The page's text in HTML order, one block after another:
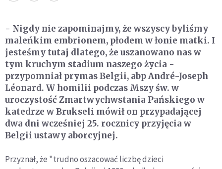
- Nigdy nie zapominajmy, że wszyscy byliśmy
maleńkim embrionem, płodem w łonie matki. I
jesteśmy tutaj dlatego, że uszanowano nas w
tym kruchym stadium naszego życia -
przypomniał prymas Belgii, abp André-Joseph
Léonard. W homilii podczas Mszy św. w
uroczystość Zmartwychwstania Pańskiego w
katedrze w Brukseli mówił on przypadającej
dwa dni wcześniej 25. rocznicy przyjęcia w
Belgii ustawy aborcyjnej.
Przyznał, że "trudno oszacować liczbę dzieci